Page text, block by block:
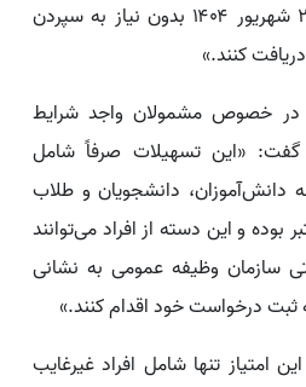
می‌توانند از تاریخ ۶ تیر تا ۲ شهریور ۱۴۰۴ بدون نیاز به سپردن
کنند.»
خصوص مشمولان واجد شرایط
گفت: «این تسهیلات صرفاً شامل
دانش‌آموزان، دانشجویان و طلاب
و این دسته از افراد می‌توانند
سازمان وظیفه عمومی به نشانی
درخواست خود اقدام کنند.»
امتیاز تنها شامل افراد غیرغایب